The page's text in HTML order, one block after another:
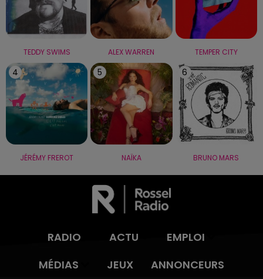
TEDDY SWIMS ALEX WARREN TEMPER CITY
4
JÉRÉMY FREROT
5
NAÏKA
6
BRUNO MARS
RADIO ACTU
EMPLOI
MÉDIAS
JEUX ANNONCEURS